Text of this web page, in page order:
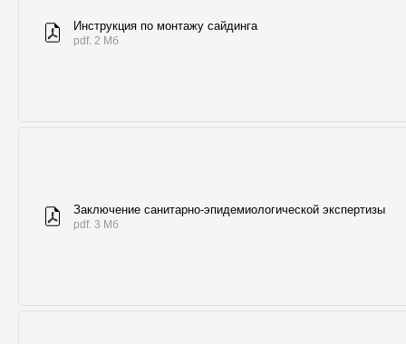
Инструкция по монтажу сайдинга
pdf. 2 Мб
Заключение санитарно-эпидемиологической экспертизы
pdf. 3 Мб